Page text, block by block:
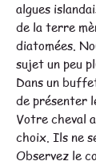
algues
de la terre
diatomées.
sujet un peu
Dans un
de présenter
Votre cheval
choix. Ils ne
Observez le